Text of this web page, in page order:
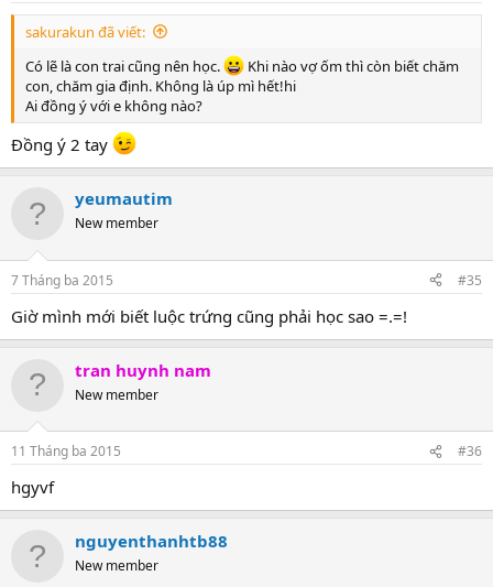
:
sakurakun đã viết:
Có lẽ là con trai cũng nên học.
Khi nào vợ ốm thì còn biết chăm
con, chăm gia định. Không là úp mì hết!hi
Ai đồng ý với e không nào?
Đồng ý 2 tay
yeumautim
New member
7 Tháng ba 2015 #35
Giờ mình mới biết luộc trứng cũng phải học sao =.=!
tran huynh nam
New member
11 Tháng ba 2015 #36
hgyvf
nguyenthanhtb88
New member